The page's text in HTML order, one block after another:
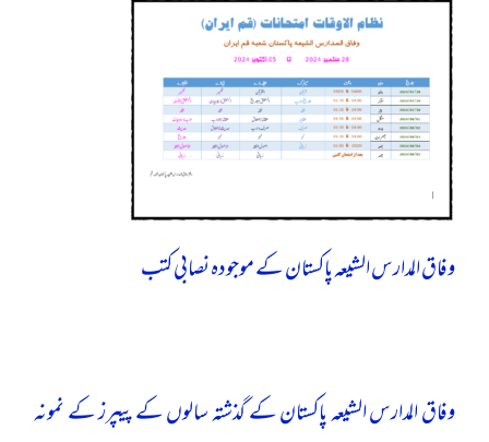
وفاق المدارس الشیعہ پاکستان کے موجودہ نصابی کتب
وفاق المدارس الشیعہ پاکستان کے گذشتہ سالوں کے پیپرز کے نمونہ